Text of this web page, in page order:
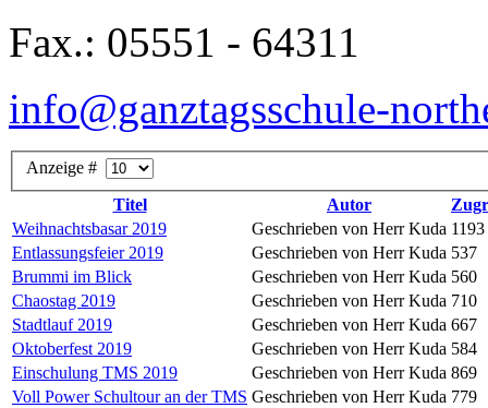
Fax.: 05551 - 64311
info@ganztagsschule-
Anzeige #
Titel
Autor
Weihnachtsbasar 2019
Geschrieben von Herr Kuda 1193
Entlassungsfeier 2019
Geschrieben von Herr Kuda 537
Brummi im Blick
Geschrieben von Herr Kuda 560
Chaostag 2019
Geschrieben von Herr Kuda 710
Stadtlauf 2019
Geschrieben von Herr Kuda 667
Oktoberfest 2019
Geschrieben von Herr Kuda 584
Einschulung TMS 2019
Geschrieben von Herr Kuda 869
Voll Power Schultour an der TMS Geschrieben von Herr Kuda 779